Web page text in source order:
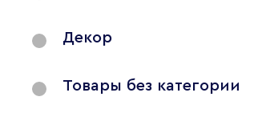
Декор
Товары без категории